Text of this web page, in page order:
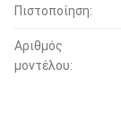
Πιστοποίηση:
Αριθμός
μοντέλου: